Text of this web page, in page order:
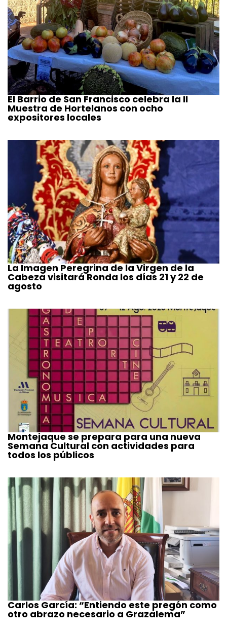
El Barrio de San Francisco celebra la II
Muestra de Hortelanos con ocho
expositores locales
La Imagen Peregrina de la Virgen de la
Cabeza visitará Ronda los días 21 y 22 de
agosto
Montejaque se prepara para una nueva
Semana Cultural con actividades para
todos los públicos
Carlos García: “Entiendo este pregón como
otro abrazo necesario a Grazalema”